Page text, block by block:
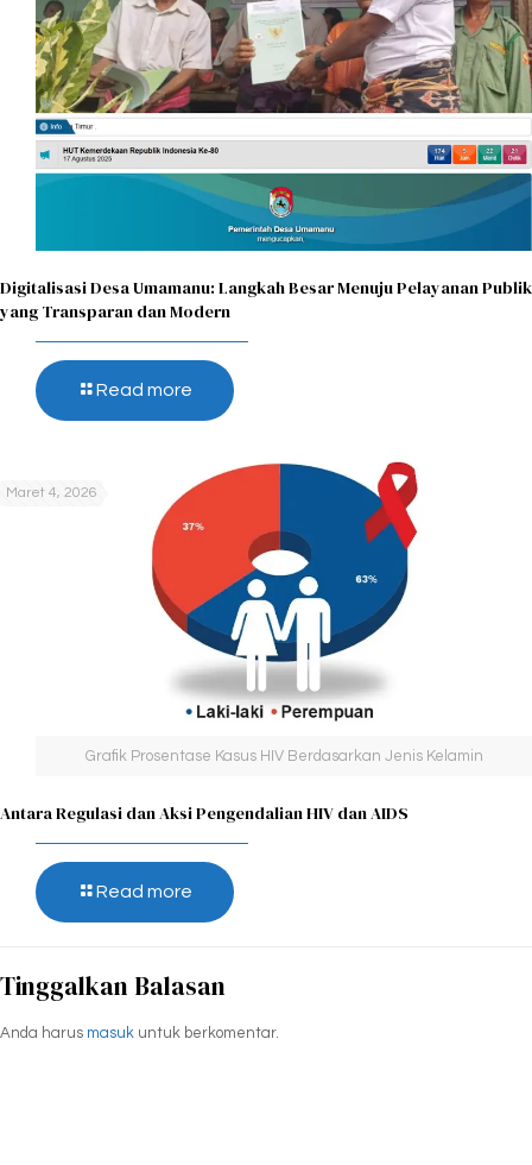
Digitalisasi Desa Umamanu: Langkah Besar Menuju Pelayanan Publik
yang Transparan dan Modern
Read more
Grafik Prosentase Kasus HIV Berdasarkan Jenis Kelamin
Maret 4, 2026
Antara Regulasi dan Aksi Pengendalian HIV dan AIDS
Read more
Tinggalkan Balasan
Anda harus masuk untuk berkomentar.